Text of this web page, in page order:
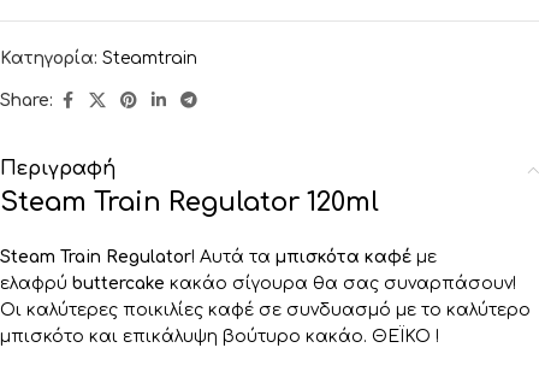
Κατηγορία: Steamtrain
Share:
Περιγραφή
Steam Train Regulator 120ml
Steam Train Regulator! Αυτά τα μπισκότα καφέ με
ελαφρύ buttercake κακάο σίγουρα θα σας συναρπάσουν!
Οι καλύτερες ποικιλίες καφέ σε συνδυασμό με το καλύτερο
μπισκότο και επικάλυψη βούτυρο κακάο. ΘΕΪΚΟ !